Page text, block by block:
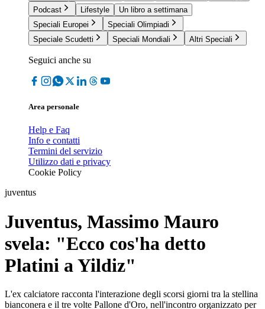
Podcast
Lifestyle
Un libro a settimana
Speciali Europei
Speciali Olimpiadi
Speciale Scudetti
Speciali Mondiali Altri Speciali
Seguici anche su
Area personale
Help e Faq
Info e contatti
Termini del servizio
Utilizzo dati e privacy
Cookie Policy
juventus
Juventus, Massimo Mauro
svela: "Ecco cos'ha detto
Platini a Yildiz"
L'ex calciatore racconta l'interazione degli scorsi giorni tra la stellina
bianconera e il tre volte Pallone d'Oro, nell'incontro organizzato per